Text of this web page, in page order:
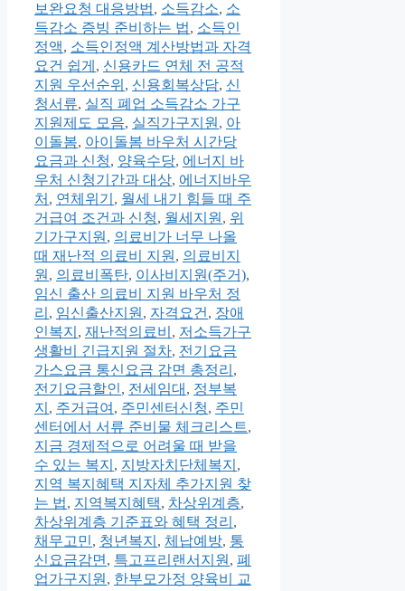
보완요청 대응방법, 소득감소, 소
득감소 증빙 준비하는 법, 소득인
정액, 소득인정액 계산방법과 자격
요건 쉽게 , 신용카드 연체 전 공적
지원 우선순위 , 신용회복상담, 신
청서류, 실직 폐업 소득감소 가구
지원제도 모음, 실직가구지원 , 아
이돌봄, 아이돌봄 바우처 시간당
요금과 신청, 양육수당, 에너지 바
우처 신청기간과 대상, 에너지바우
처 , 연체위기 , 월세 내기 힘들 때 주
거급여 조건과 신청, 월세지원 , 위
기가구지원 , 의료비가 너무 나올
때 재난적 의료비 지원 , 의료비지
원 , 의료비폭탄, 이사비지원(주거),
임신 출산 의료비 지원 바우처 정
리 , 임신출산지원 , 자격요건 , 장애
인복지 , 재난적의료비 , 저소득가구
생활비 긴급지원 절차, 전기요금
가스요금 통신요금 감면 총정리 ,
전기요금할인, 전세임대 , 정부복
지 , 주거급여 , 주민센터신청, 주민
센터에서 서류 준비물 체크리스트,
지금 경제적으로 어려울 때 받을
수 있는 복지 , 지방자치단체복지 ,
지역 복지혜택 지자체 추가지원 찾
는 법, 지역복지혜택, 차상위계층,
차상위계층 기준표와 혜택 정리 ,
채무고민, 청년복지 , 체납예방, 통
신요금감면 , 특고프리랜서지원 , 폐
업가구지원 , 한부모가정 양육비 교